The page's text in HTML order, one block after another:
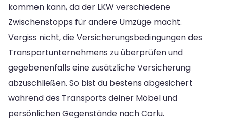
kommen kann, da der LKW verschiedene
Zwischenstopps für andere Umzüge macht.
Vergiss nicht, die Versicherungsbedingungen des
Transportunternehmens zu überprüfen und
gegebenenfalls eine zusätzliche Versicherung
abzuschließen. So bist du bestens abgesichert
während des Transports deiner Möbel und
persönlichen Gegenstände nach Corlu.